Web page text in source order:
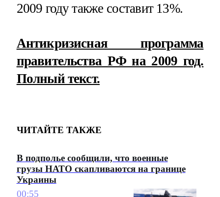
2009 году также составит 13%.
Антикризисная программа
правительства РФ на 2009 год.
Полный текст.
ЧИТАЙТЕ ТАКЖЕ
В подполье сообщили, что военные
грузы НАТО скапливаются на границе
Украины
00:55